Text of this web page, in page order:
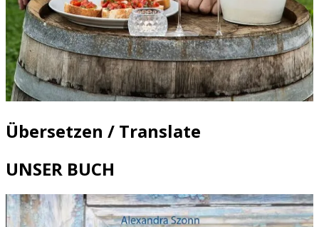
Übersetzen / Translate
UNSER BUCH